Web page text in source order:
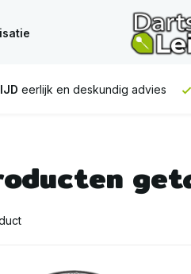
eerlijk en deskundig advies